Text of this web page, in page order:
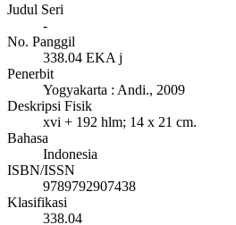
Judul Seri
-
No. Panggil
338.04 EKA j
Penerbit
Yogyakarta : Andi., 2009
Deskripsi Fisik
xvi + 192 hlm; 14 x 21 cm.
Bahasa
Indonesia
ISBN/ISSN
9789792907438
Klasifikasi
338.04